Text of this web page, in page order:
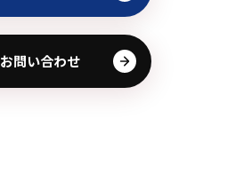
お問い合わせ